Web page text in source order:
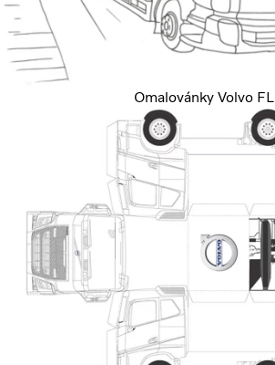
Omalovánky Volvo FL